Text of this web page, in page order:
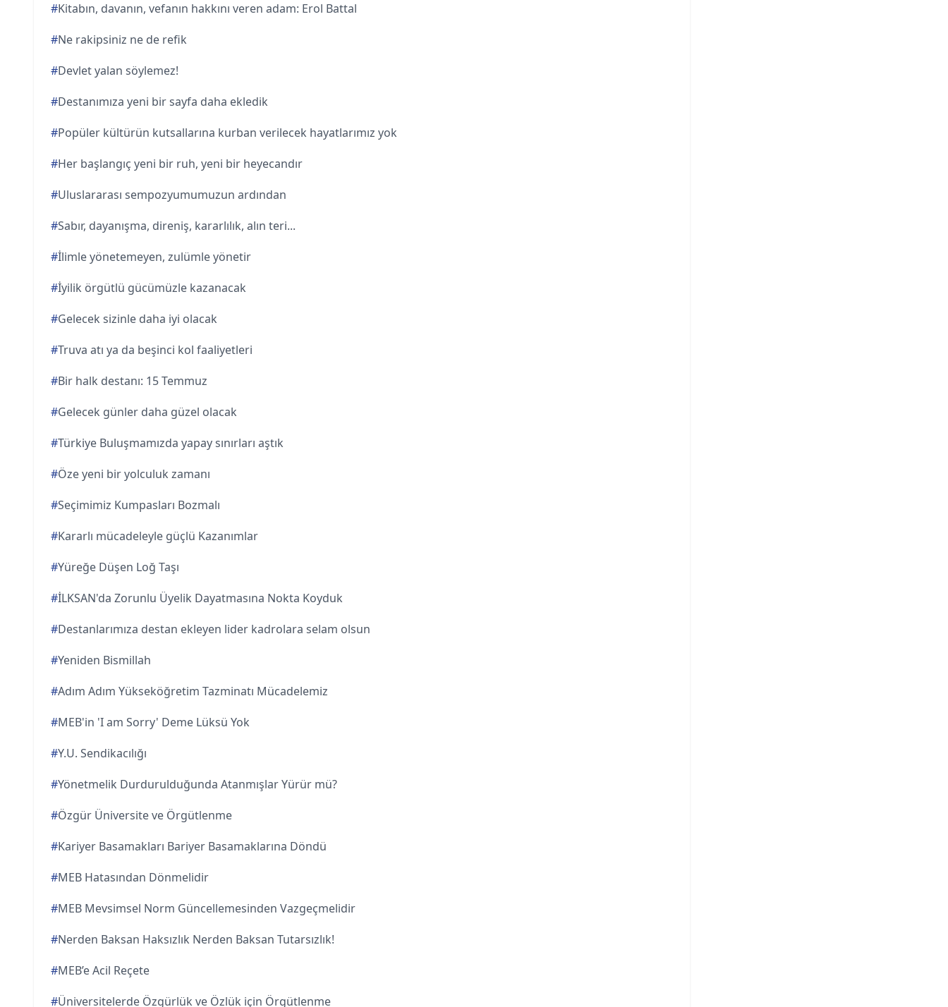
#Kitabın, davanın, vefanın hakkını veren adam: Erol Battal
#Ne rakipsiniz ne de refik
#Devlet yalan söylemez!
#Destanımıza yeni bir sayfa daha ekledik
#Popüler kültürün kutsallarına kurban verilecek hayatlarımız yok
#Her başlangıç yeni bir ruh, yeni bir heyecandır
#Uluslararası sempozyumumuzun ardından
#Sabır, dayanışma, direniş, kararlılık, alın teri...
#İlimle yönetemeyen, zulümle yönetir
#İyilik örgütlü gücümüzle kazanacak
#Gelecek sizinle daha iyi olacak
#Truva atı ya da beşinci kol faaliyetleri
#Bir halk destanı: 15 Temmuz
#Gelecek günler daha güzel olacak
#Türkiye Buluşmamızda yapay sınırları aştık
#Öze yeni bir yolculuk zamanı
#Seçimimiz Kumpasları Bozmalı
#Kararlı mücadeleyle güçlü Kazanımlar
#Yüreğe Düşen Loğ Taşı
#İLKSAN'da Zorunlu Üyelik Dayatmasına Nokta Koyduk
#Destanlarımıza destan ekleyen lider kadrolara selam olsun
#Yeniden Bismillah
#Adım Adım Yükseköğretim Tazminatı Mücadelemiz
#MEB'in 'I am Sorry' Deme Lüksü Yok
#Y.U. Sendikacılığı
#Yönetmelik Durdurulduğunda Atanmışlar Yürür mü?
#Özgür Üniversite ve Örgütlenme
#Kariyer Basamakları Bariyer Basamaklarına Döndü
#MEB Hatasından Dönmelidir
#MEB Mevsimsel Norm Güncellemesinden Vazgeçmelidir
#Nerden Baksan Haksızlık Nerden Baksan Tutarsızlık!
#MEB’e Acil Reçete
#Üniversitelerde Özgürlük ve Özlük için Örgütlenme